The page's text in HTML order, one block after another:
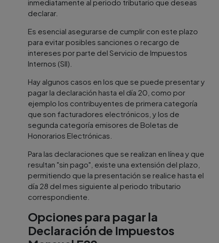
inmediatamente al periodo tributario que deseas
declarar.
Es esencial asegurarse de cumplir con este plazo
para evitar posibles sanciones o recargo de
intereses por parte del Servicio de Impuestos
Internos (SII).
Hay algunos casos en los que se puede presentar y
pagar la declaración hasta el día 20, como por
ejemplo los contribuyentes de primera categoría
que son facturadores electrónicos, y los de
segunda categoría emisores de Boletas de
Honorarios Electrónicas.
Para las declaraciones que se realizan en línea y que
resultan "sin pago", existe una extensión del plazo,
permitiendo que la presentación se realice hasta el
día 28 del mes siguiente al periodo tributario
correspondiente.
Opciones para pagar la
Declaración de Impuestos